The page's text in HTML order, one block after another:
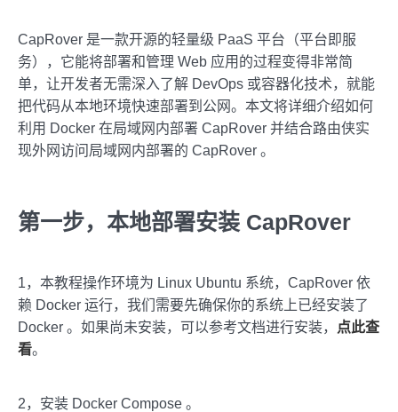
CapRover 是一款开源的轻量级 PaaS 平台（平台即服
务），它能将部署和管理 Web 应用的过程变得非常简
单，让开发者无需深入了解 DevOps 或容器化技术，就能
把代码从本地环境快速部署到公网。本文将详细介绍如何
利用 Docker 在局域网内部署 CapRover 并结合路由侠实
现外网访问局域网内部署的 CapRover 。
第一步，本地部署安装 CapRover
1，本教程操作环境为 Linux Ubuntu 系统，CapRover 依
赖 Docker 运行，我们需要先确保你的系统上已经安装了
Docker 。如果尚未安装，可以参考文档进行安装，
点此查
看。
2，安装 Docker Compose 。